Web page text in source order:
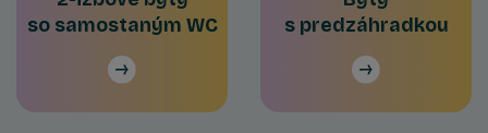
so samostaným WC
s predzáhradkou